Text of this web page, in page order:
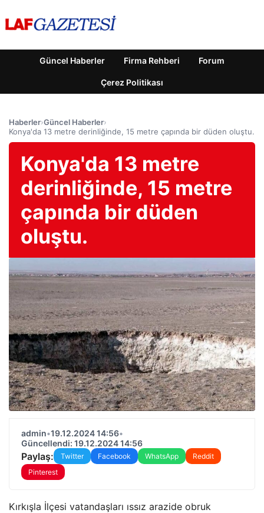
Güncel Haberler Firma Rehberi Forum
Çerez Politikası
Haberler›Güncel Haberler›
Konya'da 13 metre derinliğinde, 15 metre çapında bir düden oluştu.
Konya'da 13 metre
derinliğinde, 15 metre
çapında bir düden
oluştu.
admin•19.12.2024 14:56•
Güncellendi: 19.12.2024 14:56
Paylaş: Twitter Facebook WhatsApp
Reddit
Pinterest
Kırkışla İlçesi vatandaşları ıssız arazide obruk